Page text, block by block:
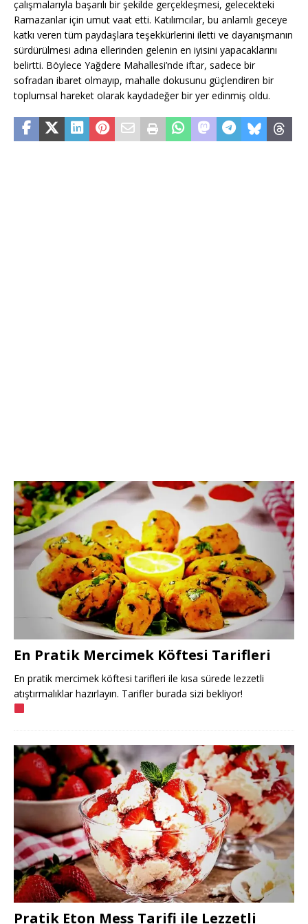
çalışmalarıyla başarılı bir şekilde gerçekleşmesi, gelecekteki
Ramazanlar için umut vaat etti. Katılımcılar, bu anlamlı geceye
katkı veren tüm paydaşlara teşekkürlerini iletti ve dayanışmanın
sürdürülmesi adına ellerinden gelenin en iyisini yapacaklarını
belirtti. Böylece Yağdere Mahallesi’nde iftar, sadece bir
sofradan ibaret olmayıp, mahalle dokusunu güçlendiren bir
toplumsal hareket olarak kaydadeğer bir yer edinmiş oldu.
En Pratik Mercimek Köftesi Tarifleri
En pratik mercimek köftesi tarifleri ile kısa sürede lezzetli
atıştırmalıklar hazırlayın. Tarifler burada sizi bekliyor!
Pratik Eton Mess Tarifi ile Lezzetli